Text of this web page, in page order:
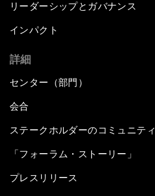
リーダーシップとガバナンス
インパクト
詳細
センター（部門）
会合
ステークホルダーのコミュニティ
「フォーラム・ストーリー」
プレスリリース